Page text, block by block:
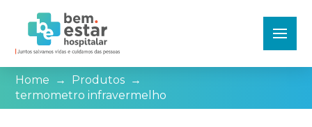
Home → Produtos →
termometro infravermelho